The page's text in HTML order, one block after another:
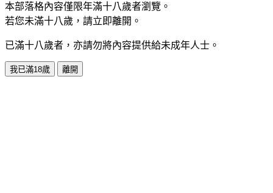
本部落格內容僅限年滿十八歲者瀏覽。
若您未滿十八歲，請立即離開。
已滿十八歲者，亦請勿將內容提供給未成年人士。
我已滿18歲 離開